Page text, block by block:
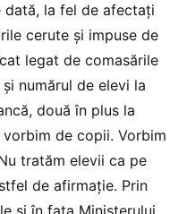
dată, la fel de afectați
cerute și impuse de
legat de comasările
numărul de elevi la
două în plus la
de copii. Vorbim
tratăm elevii ca pe
de afirmație. Prin
și în fața Ministerului